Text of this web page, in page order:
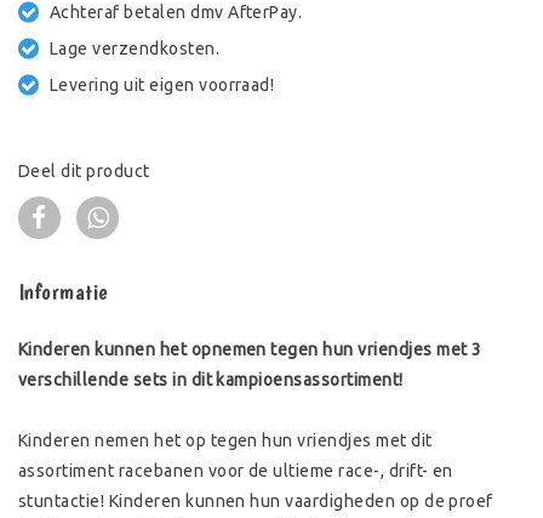
Achteraf betalen dmv AfterPay.
Lage verzendkosten.
Levering uit eigen voorraad!
Deel dit product
Informatie
Kinderen kunnen het opnemen tegen hun vriendjes met 3
verschillende sets in dit kampioensassortiment!
Kinderen nemen het op tegen hun vriendjes met dit
assortiment racebanen voor de ultieme race-, drift- en
stuntactie! Kinderen kunnen hun vaardigheden op de proef